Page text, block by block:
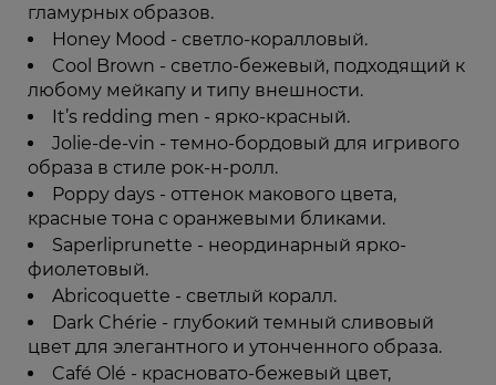
гламурных образов.
Honey Mood - светло-коралловый.
Cool Brown - светло-бежевый, подходящий к
любому мейкапу и типу внешности.
It’s redding men - ярко-красный.
Jolie-de-vin - темно-бордовый для игривого
образа в стиле рок-н-ролл.
Poppy days - оттенок макового цвета,
красные тона с оранжевыми бликами.
Saperliprunette - неординарный ярко-
фиолетовый.
Abricoquette - светлый коралл.
Dark Chérie - глубокий темный сливовый
цвет для элегантного и утонченного образа.
Café Olé - красновато-бежевый цвет,